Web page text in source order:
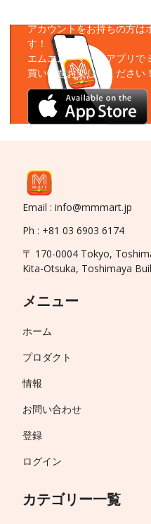
アカウントをお持ちの方は
す！
エムエムーマートアプリで
買い物をお楽しみください！
Email : info@mmmart.jp
Ph : +81 03 6903 6174
〒 170-0004 Tokyo,
Kita-Otsuka, Toshimaya
メニュー
ホーム
プロダクト
情報
お問い合わせ
登録
ログイン
カテゴリー一覧